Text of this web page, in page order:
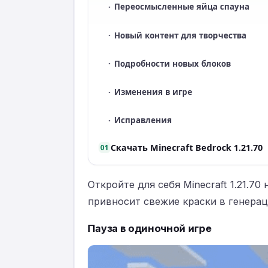
· Переосмысленные яйца спауна
· Новый контент для творчества
· Подробности новых блоков
· Изменения в игре
· Исправления
01 Скачать Minecraft Bedrock 1.21.70
Откройте для себя Minecraft
привносит свежие краски в
Пауза в одиночной игре